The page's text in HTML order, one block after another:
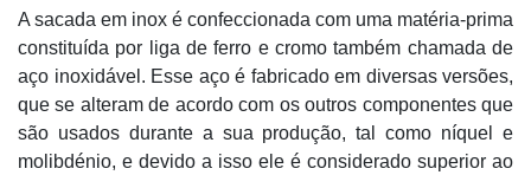
A sacada em inox é confeccionada com uma matéria-prima
constituída por liga de ferro e cromo também chamada de
aço inoxidável. Esse aço é fabricado em diversas versões,
que se alteram de acordo com os outros componentes que
são usados durante a sua produção, tal como níquel e
molibdénio, e devido a isso ele é considerado superior ao